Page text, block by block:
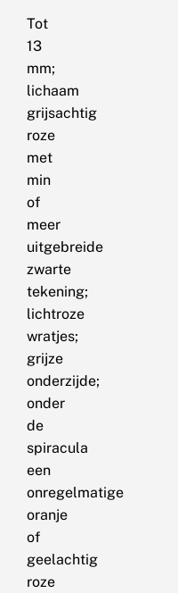
Tot
13
mm;
lichaam
grijsachtig
roze
met
min
of
meer
uitgebreide
zwarte
tekening;
lichtroze
wratjes;
grijze
onderzijde;
onder
de
spiracula
een
onregelmatige
oranje
of
geelachtig
roze